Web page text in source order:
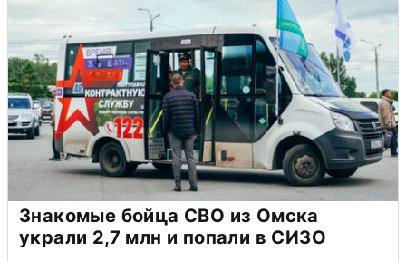
Знакомые бойца СВО из Омска
украли 2,7 млн и попали в СИЗО